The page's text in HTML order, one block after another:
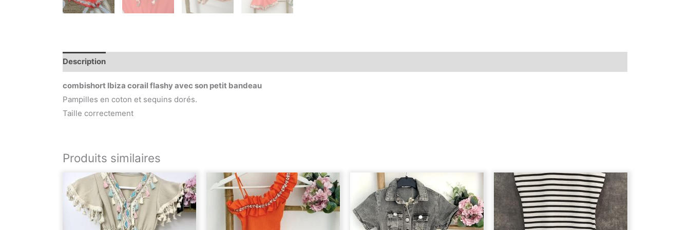
Description
combishort Ibiza corail flashy avec son petit bandeau
Pampilles en coton et sequins dorés.
Taille correctement
Produits similaires